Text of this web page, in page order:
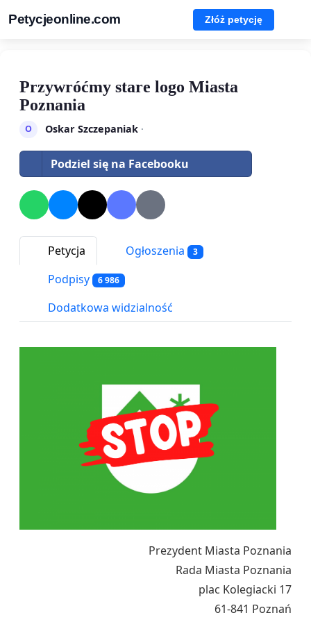
Petycjeonline.com Złóż petycję
Przywróćmy stare logo Miasta
Poznania
O Oskar Szczepaniak·
Podziel się na Facebooku
Petycja Ogłoszenia 3
Podpisy 6 986
Dodatkowa widzialność
Prezydent Miasta Poznania
Rada Miasta Poznania
plac Kolegiacki 17
61-841 Poznań